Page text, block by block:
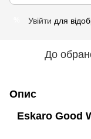
Увійти для
До
Опис
Eskaro Good